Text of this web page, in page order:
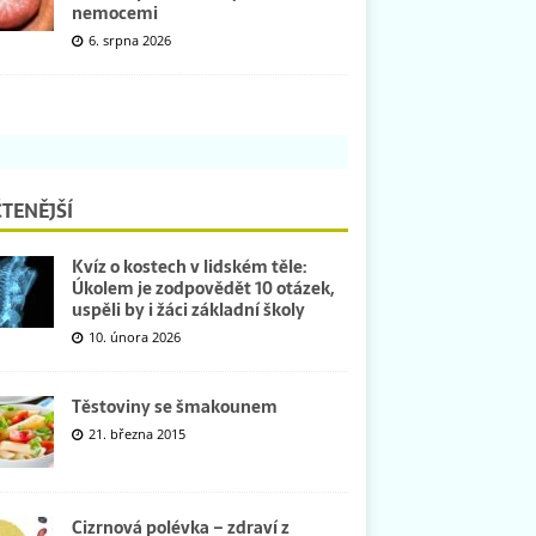
nemocemi
6. srpna 2026
Kvíz o kostech v lidském těle:
Úkolem je zodpovědět 10 otázek,
uspěli by i žáci základní školy
10. února 2026
Těstoviny se šmakounem
21. března 2015
Cizrnová polévka – zdraví z